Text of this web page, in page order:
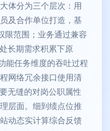
体分为三个层次：用
及合作单位打造，基
限范围；业务通过兼容
长期需求积累下原
能任务维度的吞吐过程
网络冗余接口使用清
无缝的对岗公职属性
层面。细到绩点位推
动态实计算综合反馈